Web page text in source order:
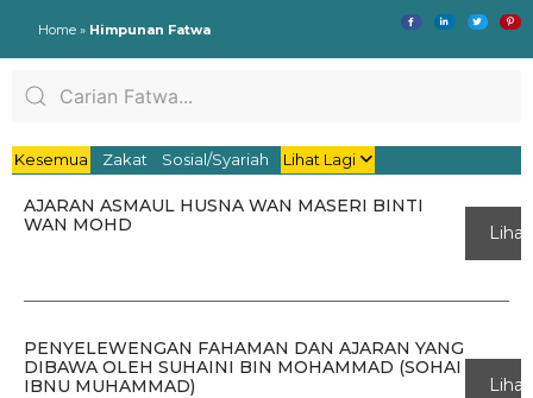
Home » Himpunan Fatwa
Kesemua Zakat Sosial/Syariah Lihat Lagi
AJARAN ASMAUL HUSNA WAN MASERI BINTI
WAN MOHD
Lihat
PENYELEWENGAN FAHAMAN DAN AJARAN YANG
DIBAWA OLEH SUHAINI BIN MOHAMMAD (SOHAI
IBNU MUHAMMAD)
Lihat